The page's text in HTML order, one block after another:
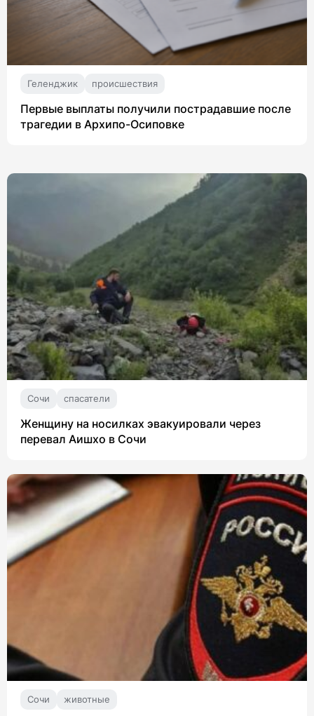
Геленджик происшествия
Первые выплаты получили пострадавшие после
трагедии в Архипо-Осиповке
Сочи спасатели
Женщину на носилках эвакуировали через
перевал Аишхо в Сочи
Сочи животные